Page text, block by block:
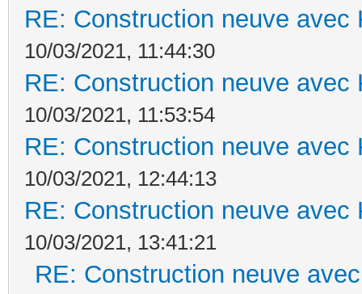
RE: Construction neuve avec
10/03/2021, 11:44:30
RE: Construction neuve avec
10/03/2021, 11:53:54
RE: Construction neuve avec
10/03/2021, 12:44:13
RE: Construction neuve avec
10/03/2021, 13:41:21
RE: Construction neuve